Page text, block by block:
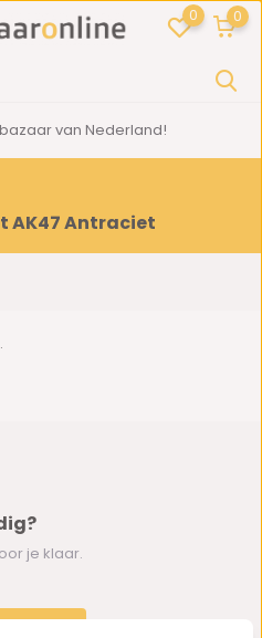
0 0
van Nederland!
AK47 Antraciet
je klaar.